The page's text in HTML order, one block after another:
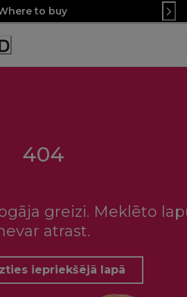
to buy
404
greizi. Meklēto
atrast.
iepriekšējā lapā